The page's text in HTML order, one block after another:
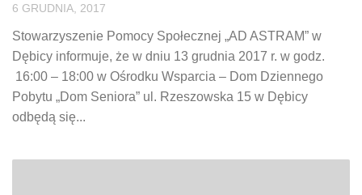
6 GRUDNIA, 2017
Stowarzyszenie Pomocy Społecznej „AD ASTRAM” w
Dębicy informuje, że w dniu 13 grudnia 2017 r. w godz.
16:00 – 18:00 w Ośrodku Wsparcia – Dom Dziennego
Pobytu „Dom Seniora” ul. Rzeszowska 15 w Dębicy
odbędą się...